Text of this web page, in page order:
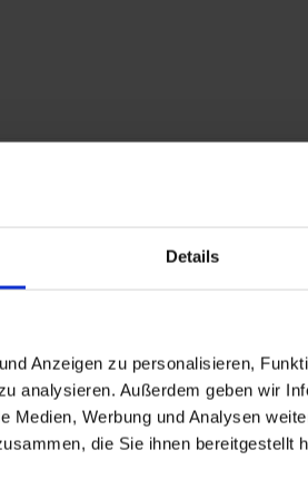
Details
Anzeigen zu personalisieren,
analysieren. Außerdem geben wir
Medien, Werbung und Analysen
die Sie ihnen bereitgestellt
en fitnesscentrum
+ All Inclusive